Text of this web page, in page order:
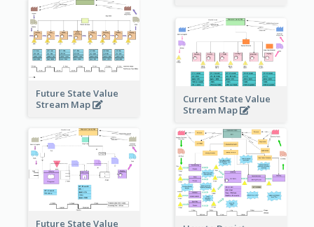
Future State Value
Stream Map
Current State Value
Stream Map
Future State Value